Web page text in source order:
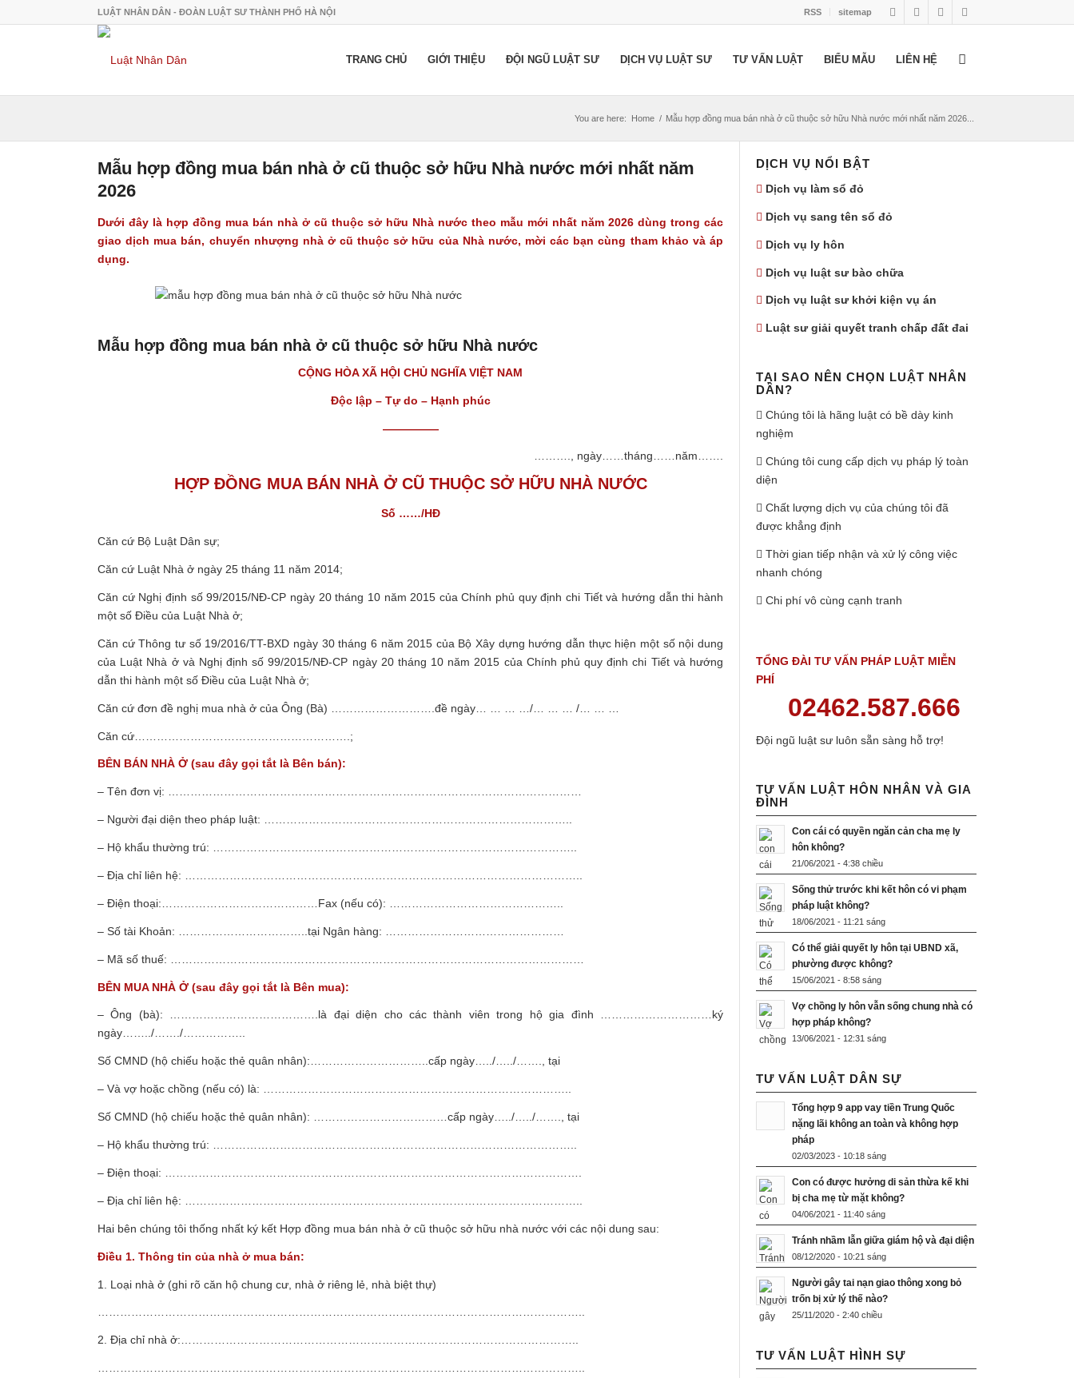
RSS sitemap
LUẬT NHÂN DÂN - ĐOÀN LUẬT SƯ THÀNH PHỐ HÀ NỘI
TRANG CHỦ GIỚI THIỆU ĐỘI NGŨ LUẬT SƯ DỊCH VỤ LUẬT SƯ TƯ VẤN LUẬT BIỂU MẪU LIÊN HỆ
You are here: Home / Mẫu hợp đồng mua bán nhà ở cũ thuộc sở hữu Nhà nước mới nhất năm 2026...
Mẫu hợp đồng mua bán nhà ở cũ thuộc sở hữu Nhà nước mới nhất năm
2026
Dưới đây là hợp đồng mua bán nhà ở cũ thuộc sở hữu Nhà nước theo mẫu mới nhất năm 2026 dùng trong các
giao dịch mua bán, chuyển nhượng nhà ở cũ thuộc sở hữu của Nhà nước, mời các bạn cùng tham khảo và áp
dụng.
Mẫu hợp đồng mua bán nhà ở cũ thuộc sở hữu Nhà nước
CỘNG HÒA XÃ HỘI CHỦ NGHĨA VIỆT NAM
Độc lập – Tự do – Hạnh phúc
—————
………., ngày……tháng……năm…….
HỢP ĐỒNG MUA BÁN NHÀ Ở CŨ THUỘC SỞ HỮU NHÀ NƯỚC
Số ……/HĐ
Căn cứ Bộ Luật Dân sự;
Căn cứ Luật Nhà ở ngày 25 tháng 11 năm 2014;
Căn cứ Nghị định số 99/2015/NĐ-CP ngày 20 tháng 10 năm 2015 của Chính phủ quy định chi Tiết và hướng dẫn thi hành
một số Điều của Luật Nhà ở;
Căn cứ Thông tư số 19/2016/TT-BXD ngày 30 tháng 6 năm 2015 của Bộ Xây dựng hướng dẫn thực hiện một số nội dung
của Luật Nhà ở và Nghị định số 99/2015/NĐ-CP ngày 20 tháng 10 năm 2015 của Chính phủ quy định chi Tiết và hướng
dẫn thi hành một số Điều của Luật Nhà ở;
Căn cứ đơn đề nghị mua nhà ở của Ông (Bà) ……………………….đề ngày… … … …/… … … /… … …
Căn cứ………………………………………………….;
BÊN BÁN NHÀ Ở (sau đây gọi tắt là Bên bán):
– Tên đơn vị: …………………………………………………………………………………………………
– Người đại diện theo pháp luật: ………………………………………………………………………..
– Hộ khẩu thường trú: ……………………………………………………………………………………..
– Địa chỉ liên hệ: ……………………………………………………………………………………………..
– Điện thoại:……………………………………Fax (nếu có): ………………………………………..
– Số tài Khoản: ……………………………..tại Ngân hàng: …………………………………………
– Mã số thuế: …………………………………………………………………………………………………
BÊN MUA NHÀ Ở (sau đây gọi tắt là Bên mua):
– Ông (bà): ………………………………….là đại diện cho các thành viên trong hộ gia đình …………………………ký
ngày……../……./……………..
Số CMND (hộ chiếu hoặc thẻ quân nhân):…………………………..cấp ngày…../…../……., tại
– Và vợ hoặc chồng (nếu có) là: ………………………………………………………………………..
Số CMND (hộ chiếu hoặc thẻ quân nhân): ………………………………cấp ngày…../…../……., tại
– Hộ khẩu thường trú: ……………………………………………………………………………………..
– Điện thoại: ………………………………………………………………………………………………….
– Địa chỉ liên hệ: ……………………………………………………………………………………………..
Hai bên chúng tôi thống nhất ký kết Hợp đồng mua bán nhà ở cũ thuộc sở hữu nhà nước với các nội dung sau:
Điều 1. Thông tin của nhà ở mua bán:
1. Loại nhà ở (ghi rõ căn hộ chung cư, nhà ở riêng lẻ, nhà biệt thự)
…………………………………………………………………………………………………………………..
2. Địa chỉ nhà ở:……………………………………………………………………………………………..
DỊCH VỤ NỔI BẬT
Dịch vụ làm sổ đỏ
Dịch vụ sang tên sổ đỏ
Dịch vụ ly hôn
Dịch vụ luật sư bào chữa
Dịch vụ luật sư khởi kiện vụ án
Luật sư giải quyết tranh chấp đất đai
TẠI SAO NÊN CHỌN LUẬT NHÂN
DÂN?
Chúng tôi là hãng luật có bề dày kinh
nghiệm
Chúng tôi cung cấp dịch vụ pháp lý toàn
diện
Chất lượng dịch vụ của chúng tôi đã
được khẳng định
Thời gian tiếp nhận và xử lý công việc
nhanh chóng
Chi phí vô cùng cạnh tranh
TỔNG ĐÀI TƯ VẤN PHÁP LUẬT MIỄN
PHÍ
02462.587.666
Đội ngũ luật sư luôn sẵn sàng hỗ trợ!
TƯ VẤN LUẬT HÔN NHÂN VÀ GIA
ĐÌNH
Con cái có quyền ngăn cản cha mẹ ly
hôn không?
21/06/2021 - 4:38 chiều
Sống thử trước khi kết hôn có vi phạm
pháp luật không?
18/06/2021 - 11:21 sáng
Có thể giải quyết ly hôn tại UBND xã,
phường được không?
15/06/2021 - 8:58 sáng
Vợ chồng ly hôn vẫn sống chung nhà có
hợp pháp không?
13/06/2021 - 12:31 sáng
TƯ VẤN LUẬT DÂN SỰ
Tổng hợp 9 app vay tiền Trung Quốc
nặng lãi không an toàn và không hợp
pháp
02/03/2023 - 10:18 sáng
Con có được hưởng di sản thừa kế khi
bị cha mẹ từ mặt không?
04/06/2021 - 11:40 sáng
Tránh nhầm lẫn giữa giám hộ và đại diện
08/12/2020 - 10:21 sáng
Người gây tai nạn giao thông xong bỏ
trốn bị xử lý thế nào?
25/11/2020 - 2:40 chiều
TƯ VẤN LUẬT HÌNH SỰ